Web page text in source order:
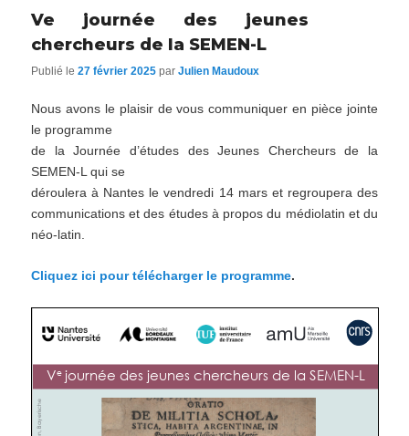
Ve journée des jeunes
chercheurs de la SEMEN-L
Publié le27 février 2025 parJulien Maudoux
Nous avons le plaisir de vous communiquer en pièce jointe
le programme
de la Journée d’études des Jeunes Chercheurs de la
SEMEN-L qui se
déroulera à Nantes levendredi 14 mars et regroupera des
communications et des études à propos du médiolatin et du
néo-latin.
Cliquez ici pour télécharger le programme.